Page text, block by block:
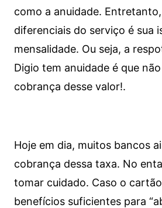
como a anuidade.
diferenciais do serviço é sua
mensalidade. Ou seja, a
Digio tem anuidade é que
cobrança desse valor!.
Hoje em dia, muitos bancos
cobrança dessa taxa. No
tomar cuidado. Caso o
benefícios suficientes para